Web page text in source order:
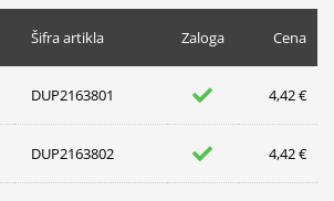
Šifra artikla Zaloga Cena
DUP2163801 4,42 €
DUP2163802 4,42 €